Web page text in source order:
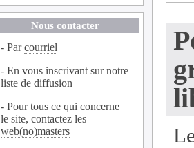
Nous contacter
- Parcourriel
- En vous inscrivant sur notre
liste de diffusion
- Pour tous ce qui concerne
le site, contactez les
web(no)masters